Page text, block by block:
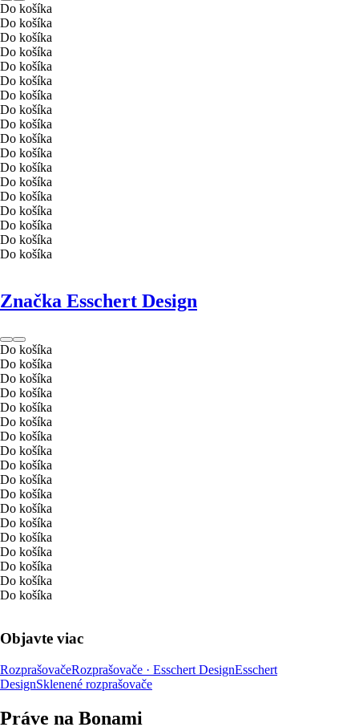
Do košíka
Do košíka
Do košíka
Do košíka
Do košíka
Do košíka
Do košíka
Do košíka
Do košíka
Do košíka
Do košíka
Do košíka
Do košíka
Do košíka
Do košíka
Do košíka
Do košíka
Do košíka
Značka Esschert Design
Do košíka
Do košíka
Do košíka
Do košíka
Do košíka
Do košíka
Do košíka
Do košíka
Do košíka
Do košíka
Do košíka
Do košíka
Do košíka
Do košíka
Do košíka
Do košíka
Do košíka
Do košíka
Objavte viac
RozprašovačeRozprašovače · Esschert DesignEsschert
DesignSklenené rozprašovače
Práve na Bonami